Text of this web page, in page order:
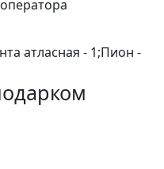
атласная - 1;Пион -